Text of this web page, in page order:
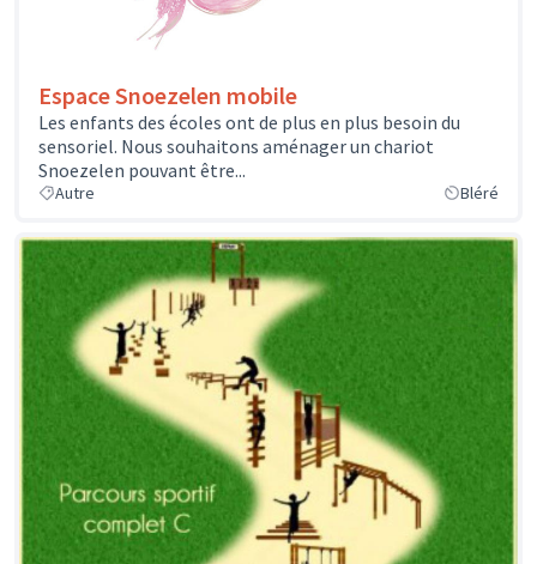
Espace Snoezelen mobile
Les enfants des écoles ont de plus en plus besoin du
sensoriel. Nous souhaitons aménager un chariot
Snoezelen pouvant être...
Autre Bléré